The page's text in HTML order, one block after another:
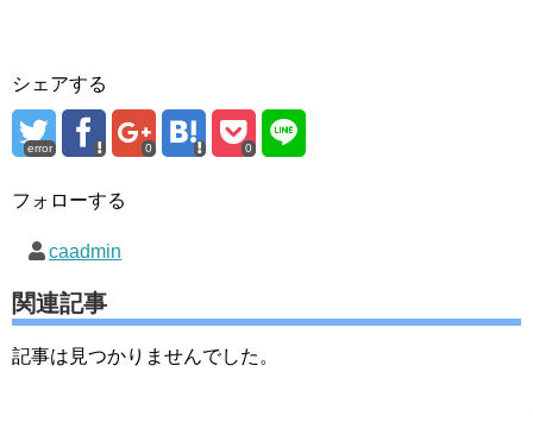
シェアする
error 0 0
フォローする
caadmin
関連記事
記事は見つかりませんでした。